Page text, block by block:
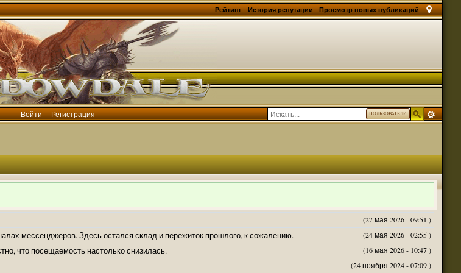
Просмотр новых публикаций
История репутации
Рейтинг
ПОЛЬЗОВАТЕЛИ
Войти Регистрация
(27 мая 2026 - 09:51 )
(24 мая 2026 - 02:55 )
мессенджеров. Здесь остался склад и пережиток прошлого, к сожалению.
(16 мая 2026 - 10:47 )
что посещаемость настолько снизилась.
(24 ноября 2024 - 07:09 )